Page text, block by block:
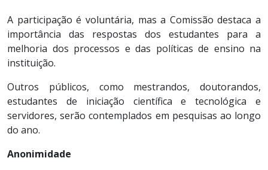
A participação é voluntária, mas a Comissão destaca a
importância das respostas dos estudantes para a
melhoria dos processos e das políticas de ensino na
instituição.
Outros públicos, como mestrandos, doutorandos,
estudantes de iniciação científica e tecnológica e
servidores, serão contemplados em pesquisas ao longo
do ano.
Anonimidade